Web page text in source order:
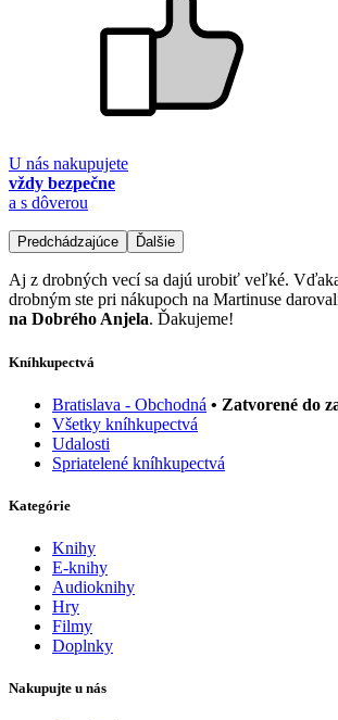
U nás nakupujete
vždy bezpečne
a s dôverou
Predchádzajúce Ďalšie
Aj z drobných vecí sa dajú urobiť veľké.
drobným ste pri nákupoch na Martinuse
na Dobrého Anjela. Ďakujeme!
Kníhkupectvá
Bratislava - Obchodná • Zatvorené do
Všetky kníhkupectvá
Udalosti
Spriatelené kníhkupectvá
Kategórie
Knihy
E-knihy
Audioknihy
Hry
Filmy
Doplnky
Nakupujte u nás